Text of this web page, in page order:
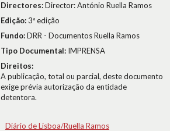
Directores:Director: António Ruella Ramos
Edição:3ª edição
Fundo:DRR - Documentos Ruella Ramos
Tipo Documental: IMPRENSA
Direitos:
A publicação, total ou parcial, deste documento
exige prévia autorização da entidade
detentora.
Diário de Lisboa/Ruella Ramos